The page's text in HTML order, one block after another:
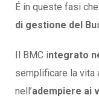
É in queste fasi
di gestione del
Il BMC integrato
semplificare la vita
nell’adempiere ai